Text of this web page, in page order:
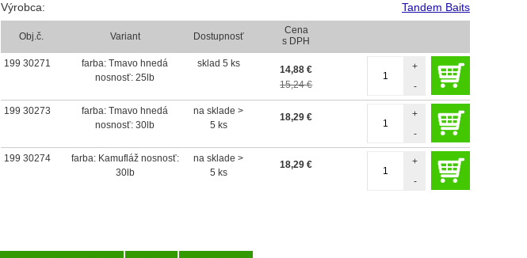
Výrobca: Tandem Baits
Obj.č. Variant Dostupnosť
Cena
s DPH
199 30271
farba: Tmavo hnedá
nosnosť: 25lb
sklad 5 ks
14,88 €
15,24 €
-
+
199 30273
farba: Tmavo hnedá
nosnosť: 30lb
na sklade >
5 ks
18,29 €
-
+
199 30274
farba: Kamufláž nosnosť:
30lb
na sklade >
5 ks
18,29 €
-
+